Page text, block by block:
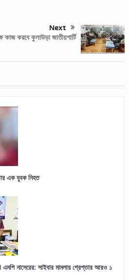
Next
কাজ করবে কুলাউড়া জাতীয়পার্টি
এক যুবক নিহত
নাসেরের: সাইবার মামলায় গ্রেপ্তার আরও ১